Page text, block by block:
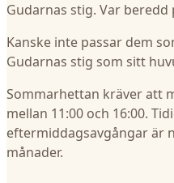
Gudarnas stig. Var
Kanske inte passar dem
Gudarnas stig som sitt
Sommarhettan kräver att
mellan 11:00 och 16:00.
eftermiddagsavgångar är
månader.